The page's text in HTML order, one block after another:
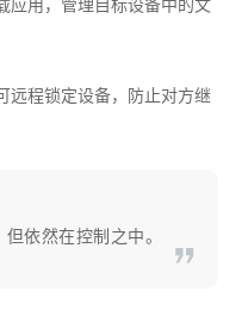
应用，管理目标设备中的文
远程锁定设备，防止对方继
依然在控制之中。